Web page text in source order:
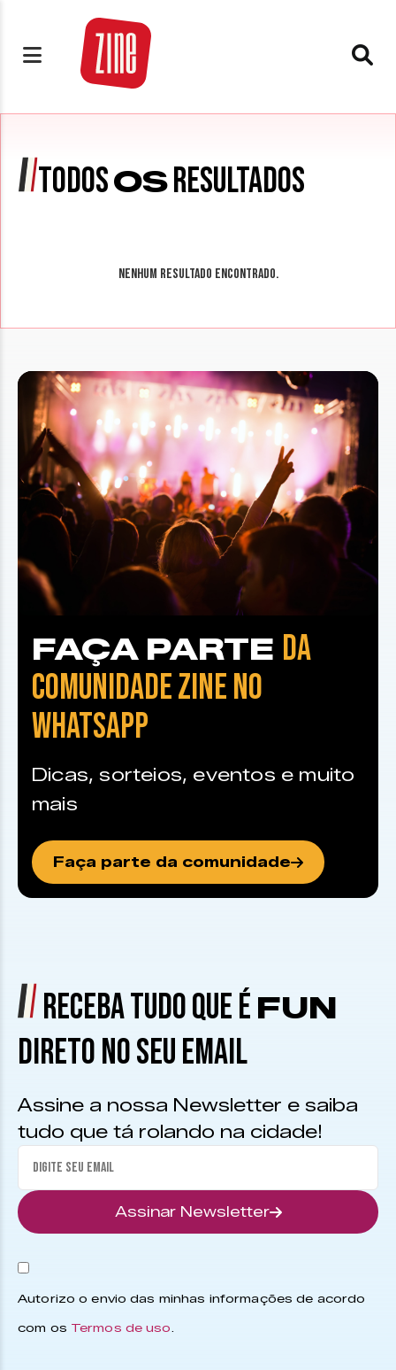
TODOSOSRESULTADOS
Nenhum resultado encontrado.
FAÇA PARTE DA
COMUNIDADE ZINE NO
WHATSAPP
Dicas, sorteios, eventos e muito
mais
Faça parte da comunidade
RECEBA TUDO QUE É FUN
DIRETO NO SEU EMAIL
Assine a nossa Newsletter e saiba
tudo que tá rolando na cidade!
Assinar Newsletter
Autorizo o envio das minhas informações de acordo
com os Termos de uso.